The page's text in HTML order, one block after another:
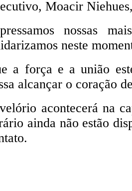
Moacir
nossas
neste
a força e a união
alcançar o coração
acontecerá na
ainda não estão